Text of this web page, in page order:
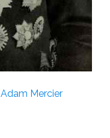
Adam Mercier